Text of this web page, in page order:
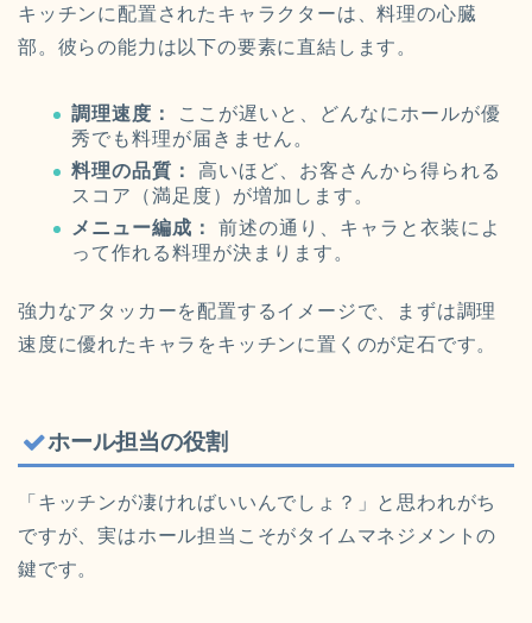
キッチンに配置されたキャラクターは、料理の心臓
部。彼らの能力は以下の要素に直結します。
調理速度：
ここが遅いと、どんなにホールが優
秀でも料理が届きません。
料理の品質：
高いほど、お客さんから得られる
スコア（満足度）が増加します。
メニュー編成：
前述の通り、キャラと衣装によ
って作れる料理が決まります。
強力なアタッカーを配置するイメージで、まずは調理
速度に優れたキャラをキッチンに置くのが定石です。
ホール担当の役割
「キッチンが凄ければいいんでしょ？」と思われがち
ですが、実はホール担当こそがタイムマネジメントの
鍵です。